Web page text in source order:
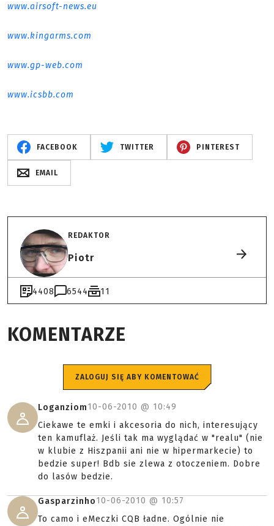
www.airsoft-news.eu
www.kingarms.com
www.gp-web.com
www.icsbb.com
FACEBOOK TWITTER PINTEREST
EMAIL
REDAKTOR
Piotr
4408 6544 11
KOMENTARZE
ZALOGUJ SIĘ ABY KOMENTOWAĆ
Loganziom10-06-2010 @ 10:49
Ciekawe te emki i akcesoria do nich, interesujący
ten kamuflaż. Jeśli tak ma wyglądać w "realu" (nie
w klubie z Hiszpanii ani nie w hipermarkecie) to
bedzie super! Bdb sie zlewa z otoczeniem. Dobre
do lasów bedzie.
Gasparzinho10-06-2010 @ 10:57
To camo i eMeczki CQB ładne. Ogólnie nie